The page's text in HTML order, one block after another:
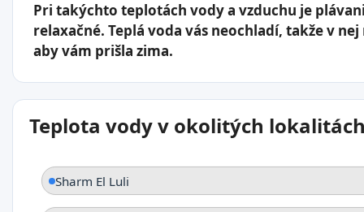
Pri takýchto teplotách vody a vzduchu je
relaxačné. Teplá voda vás neochladí, takže v
aby vám prišla zima.
Teplota vody v okolitých
Sharm El Luli